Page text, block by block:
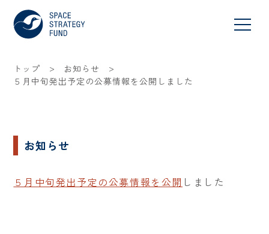
トップ > お知らせ
>
５月中旬発出予定の公募情報を公開しました
お知らせ
５月中旬発出予定の公募情報を公開 しました